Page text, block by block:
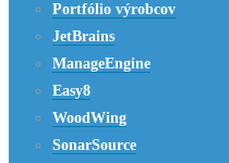
Portfólio výrobcov
JetBrains
ManageEngine
Easy8
WoodWing
SonarSource